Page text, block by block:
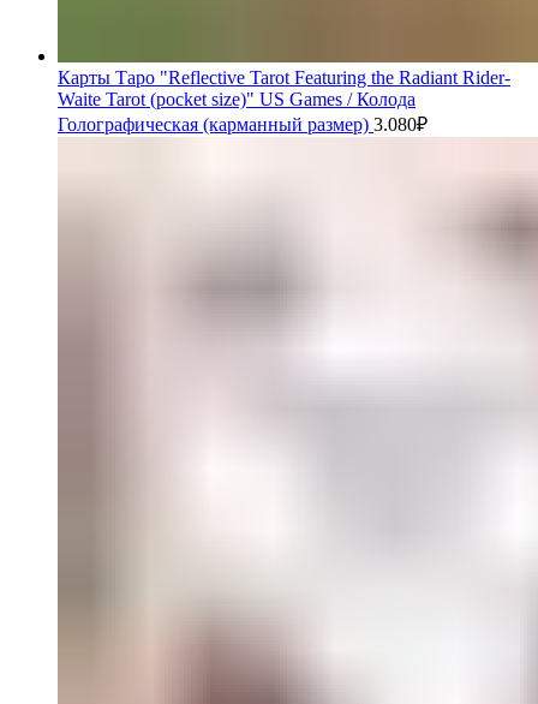
Карты Таро "Reflective Tarot Featuring the Radiant Rider-
Waite Tarot (pocket size)" US Games / Колода
Голографическая (карманный размер) 3.080₽